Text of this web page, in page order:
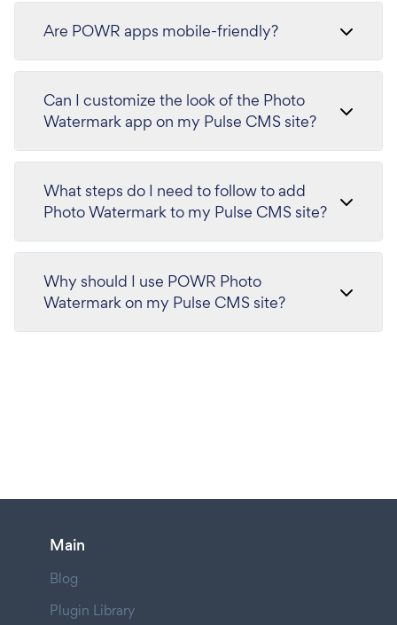
Are POWR apps mobile-friendly?
Can I customize the look of the Photo
Watermark app on my Pulse CMS site?
What steps do I need to follow to add
Photo Watermark to my Pulse CMS site?
Why should I use POWR Photo
Watermark on my Pulse CMS site?
Main
Blog
Plugin Library